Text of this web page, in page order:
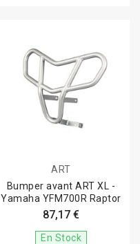
ART
Bumper avant ART XL -
Yamaha YFM700R Raptor
87,17 €
En Stock